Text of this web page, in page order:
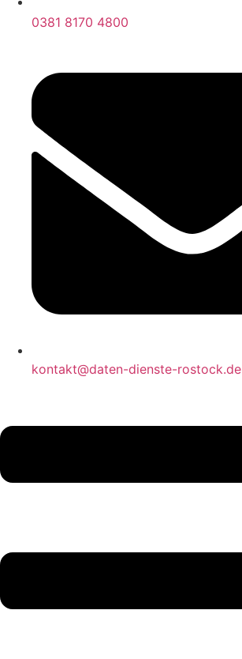
0381 8170 4800
kontakt@daten-dienste-rostock.de